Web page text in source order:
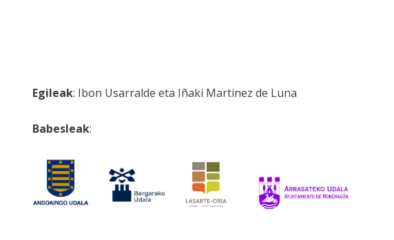
Egileak: Ibon Usarralde eta Iñaki Martinez de Luna
Babesleak: